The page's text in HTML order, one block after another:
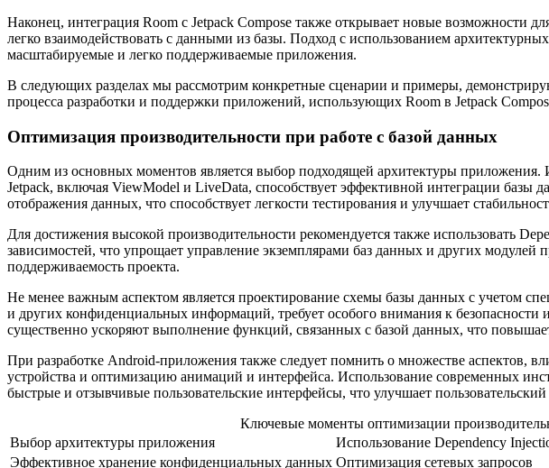
Наконец, интеграция Room с Jetpack Compose также открывает новые возможности
легко взаимодействовать с данными из базы. Подход с использованием
масштабируемые и легко поддерживаемые приложения.
В следующих разделах мы рассмотрим конкретные сценарии и примеры,
процесса разработки и поддержки приложений, использующих Room в Jetpack
Оптимизация производительности при работе с базой данных
Одним из основных моментов является выбор подходящей архитектуры
Jetpack, включая ViewModel и LiveData, способствует эффективной интеграции базы
отображения данных, что способствует легкости тестирования и улучшает
Для достижения высокой производительности рекомендуется также использовать
зависимостей, что упрощает управление экземплярами баз данных и других
поддерживаемость проекта.
Не менее важным аспектом является проектирование схемы базы данных с учетом
и других конфиденциальных информаций, требует особого внимания к
существенно ускоряют выполнение функций, связанных с базой данных, что
При разработке Android-приложения также следует помнить о множестве аспектов,
устройства и оптимизацию анимаций и интерфейса. Использование современных
быстрые и отзывчивые пользовательские интерфейсы, что улучшает
Ключевые моменты оптимизации
Выбор архитектуры приложения
Использование Dependency
Эффективное хранение конфиденциальных данных Оптимизация сетевых запросов